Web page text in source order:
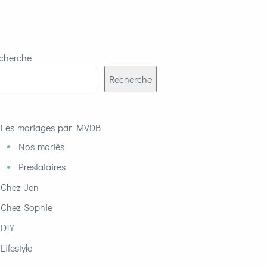
Recherche
Les mariages par MVDB
Nos mariés
Prestataires
Chez Jen
Chez Sophie
DIY
Lifestyle